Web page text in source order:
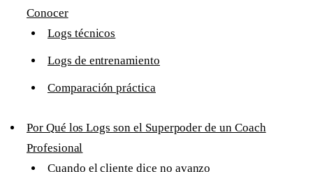
Conocer
Logs técnicos
Logs de entrenamiento
Comparación práctica
Por Qué los Logs son el Superpoder de un Coach
Profesional
Cuando el cliente dice no avanzo